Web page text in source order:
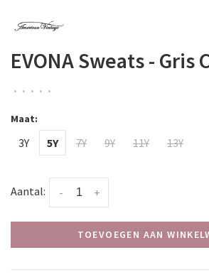
EVONA Sweats - Gris
• • • • •
Maat:
3Y 5Y 7Y 9Y 11Y 13Y
Aantal: +
-
TOEVOEGEN AAN